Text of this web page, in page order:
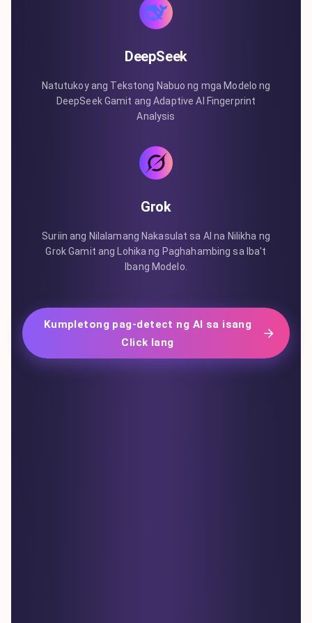
DeepSeek
Natutukoy ang Tekstong Nabuo ng mga Modelo ng
DeepSeek Gamit ang Adaptive AI Fingerprint
Analysis
Grok
Suriin ang Nilalamang Nakasulat sa AI na Nilikha ng
Grok Gamit ang Lohika ng Paghahambing sa Iba't
Ibang Modelo.
Kumpletong pag-detect ng AI sa isang
Click lang